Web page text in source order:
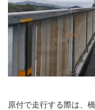
原付で走行する際は、